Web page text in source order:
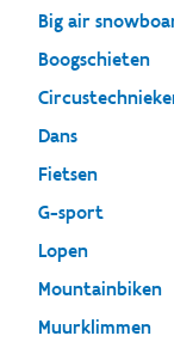
Big air
Boogschieten
Dans
Fietsen
G-sport
Lopen
Mountainbiken
Muurklimmen